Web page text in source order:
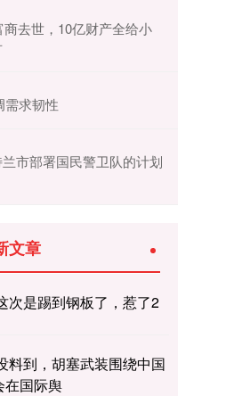
去世，10亿财产全给小
需求韧性
市部署国民警卫队的计划
文章
次是踢到钢板了，惹了2
料到，胡塞武装围绕中国
在国际舆